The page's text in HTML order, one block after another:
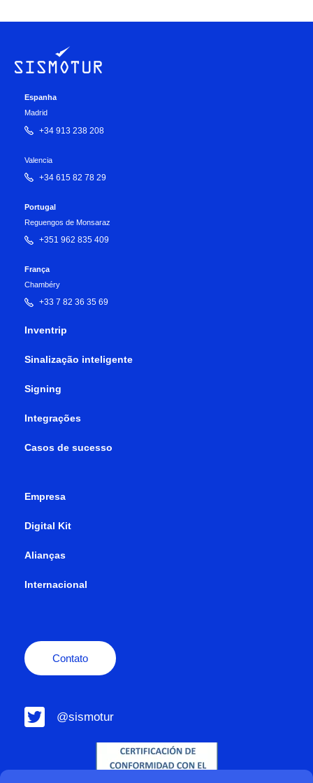
Espanha
Madrid
+34 913 238 208
Valencia
+34 615 82 78 29
Portugal
Reguengos de Monsaraz
+351 962 835 409
França
Chambéry
+33 7 82 36 35 69
Inventrip
Sinalização inteligente
Signing
Integrações
Casos de sucesso
Empresa
Digital Kit
Alianças
Internacional
Contato
@sismotur